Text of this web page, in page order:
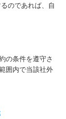
のであれば、自
の条件を遵守さ
囲内で当該社外